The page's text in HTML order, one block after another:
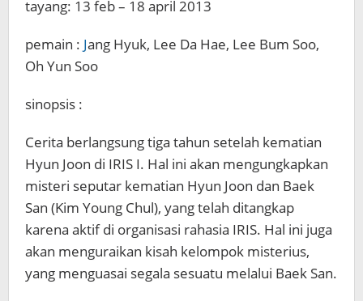
tayang: 13 feb – 18 april 2013
pemain : Jang Hyuk, Lee Da Hae, Lee Bum Soo,
Oh Yun Soo
sinopsis :
Cerita berlangsung tiga tahun setelah kematian
Hyun Joon di IRIS I. Hal ini akan mengungkapkan
misteri seputar kematian Hyun Joon dan Baek
San (Kim Young Chul), yang telah ditangkap
karena aktif di organisasi rahasia IRIS. Hal ini juga
akan menguraikan kisah kelompok misterius,
yang menguasai segala sesuatu melalui Baek San.